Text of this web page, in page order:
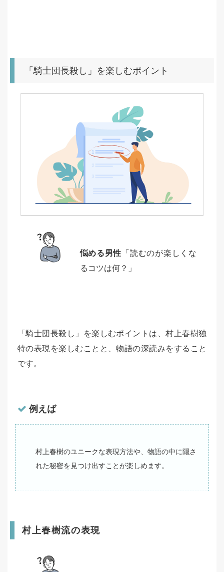
「騎士団長殺し」を楽しむポイント
悩める男性 「読むのが楽しくな
るコツは何？」
「騎士団長殺し」を楽しむポイントは、村上春樹独
特の表現を楽しむことと、物語の深読みをすること
です。
例えば
村上春樹のユニークな表現方法や、物語の中に隠さ
れた秘密を見つけ出すことが楽しめます。
村上春樹流の表現